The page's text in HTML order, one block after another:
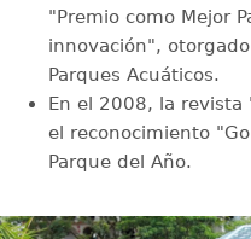
"Premio como Mejor
innovación",
Parques Acuáticos.
En el 2008, la revista
el reconocimiento
Parque del Año.